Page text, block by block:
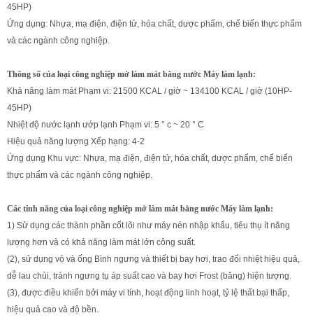
45HP)
Ứng dụng: Nhựa, mạ điện, điện tử, hóa chất, dược phẩm, chế biến thực phẩm
và các ngành công nghiệp.
Thông số của loại công nghiệp mở làm mát bằng nước Máy làm lạnh:
Khả năng làm mát Phạm vi: 21500 KCAL / giờ ~ 134100 KCAL / giờ (10HP-
45HP)
Nhiệt độ nước lạnh ướp lạnh Phạm vi: 5 ° c ~ 20 ° C
Hiệu quả năng lượng Xếp hạng: 4-2
Ứng dụng Khu vực: Nhựa, mạ điện, điện tử, hóa chất, dược phẩm, chế biến
thực phẩm và các ngành công nghiệp.
Các tính năng của loại công nghiệp mở làm mát bằng nước Máy làm lạnh:
1) Sử dụng các thành phần cốt lõi như máy nén nhập khẩu, tiêu thụ ít năng
lượng hơn và có khả năng làm mát lớn công suất.
(2), sử dụng vỏ và ống Bình ngưng và thiết bị bay hơi, trao đổi nhiệt hiệu quả,
dễ lau chùi, tránh ngưng tụ áp suất cao và bay hơi Frost (băng) hiện tượng.
(3), được điều khiển bởi máy vi tính, hoạt động linh hoạt, tỷ lệ thất bại thấp,
hiệu quả cao và độ bền.